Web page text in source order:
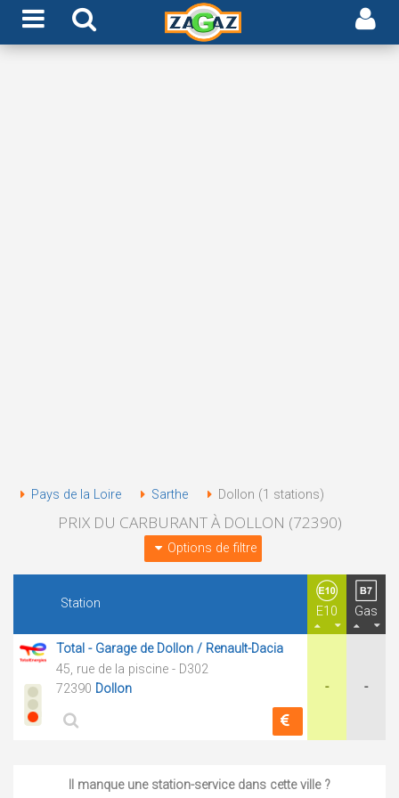
Pays de la Loire Sarthe Dollon (1 stations)
PRIX DU CARBURANT À DOLLON (72390)
Options de filtre
Station
E10 Gas
Total - Garage de Dollon / Renault-Dacia
45, rue de la piscine - D302
72390 Dollon - -
Il manque une station-service dans cette ville ?